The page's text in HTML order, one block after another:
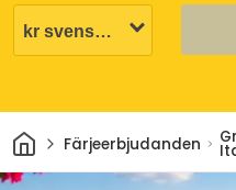
HemFärjeerbjudanden